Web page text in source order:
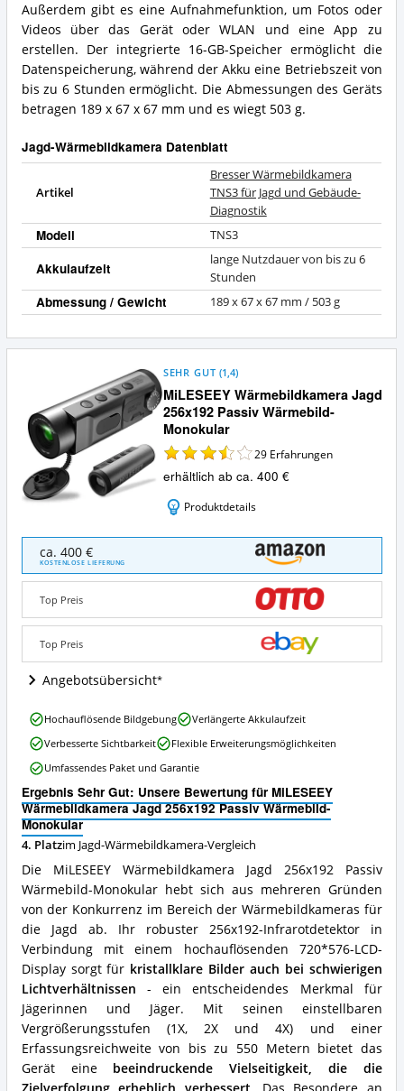
Außerdem gibt es eine Aufnahmefunktion, um Fotos oder
Videos über das Gerät oder WLAN und eine App zu
erstellen. Der integrierte 16-GB-Speicher ermöglicht die
Datenspeicherung, während der Akku eine Betriebszeit von
bis zu 6 Stunden ermöglicht. Die Abmessungen des Geräts
betragen 189 x 67 x 67 mm und es wiegt 503 g.
Jagd-Wärmebildkamera Datenblatt
Artikel
Bresser Wärmebildkamera
TNS3 für Jagd und Gebäude-
Diagnostik
Modell TNS3
Akkulaufzeit
lange Nutzdauer von bis zu 6
Stunden
Abmessung / Gewicht 189 x 67 x 67 mm / 503 g
MiLESEEY Wärmebildkamera Jagd
256x192 Passiv Wärmebild-
Monokular
SEHR GUT (1,4)
29 Erfahrungen
erhältlich ab ca. 400 €
Produktdetails
MiLESEEY
Wärmebildkamera
Jagd
256x192
Passiv
Wärmebild-
Monokular
Angebote:
Wo
ist
Jagd-
Wärmebildkamera
erhältlich?
ca. 400 €
KOSTENLOSE LIEFERUNG
Top Preis
Top Preis
Angebotsübersicht
Ergebnis Sehr Gut: Unsere Bewertung für MiLESEEY
Wärmebildkamera Jagd 256x192 Passiv Wärmebild-
Monokular
4. Platzim Jagd-Wärmebildkamera-Vergleich
Die MiLESEEY Wärmebildkamera Jagd 256x192 Passiv
Wärmebild-Monokular hebt sich aus mehreren Gründen
von der Konkurrenz im Bereich der Wärmebildkameras für
die Jagd ab. Ihr robuster 256x192-Infrarotdetektor in
Verbindung mit einem hochauflösenden 720*576-LCD-
Display sorgt für kristallklare Bilder auch bei schwierigen
Lichtverhältnissen - ein entscheidendes Merkmal für
Jägerinnen und Jäger. Mit seinen einstellbaren
Vergrößerungsstufen (1X, 2X und 4X) und einer
Erfassungsreichweite von bis zu 550 Metern bietet das
Gerät eine beeindruckende Vielseitigkeit, die die
MiLESEEY
Wärmebildkamera
Jagd
256x192
Passiv
Wärmebild-
Monokular
Vorteile:
Was
spricht
für
diese
Jagd-
Wärmebildkamera?
Hochauflösende Bildgebung
Verlängerte Akkulaufzeit
Verbesserte Sichtbarkeit
Flexible Erweiterungsmöglichkeiten
Umfassendes Paket und Garantie